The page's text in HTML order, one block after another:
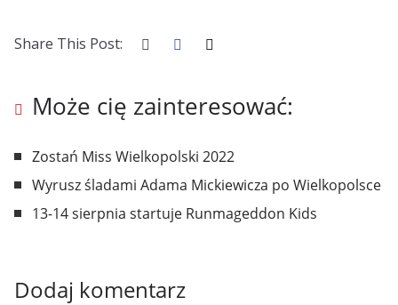
Share This Post:
Może cię zainteresować:
Zostań Miss Wielkopolski 2022
Wyrusz śladami Adama Mickiewicza po Wielkopolsce
13-14 sierpnia startuje Runmageddon Kids
Dodaj komentarz